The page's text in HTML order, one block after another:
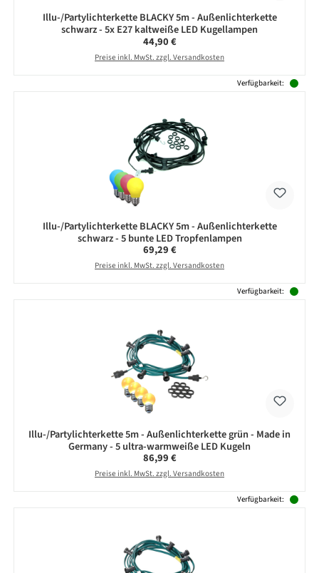
Illu-/Partylichterkette BLACKY 5m - Außenlichterkette
schwarz - 5x E27 kaltweiße LED Kugellampen
Regulärer Preis:
44,90 €
Preise inkl. MwSt. zzgl. Versandkosten
Verfügbarkeit:
Illu-/Partylichterkette BLACKY 5m - Außenlichterkette
schwarz - 5 bunte LED Tropfenlampen
Regulärer Preis:
69,29 €
Preise inkl. MwSt. zzgl. Versandkosten
Verfügbarkeit:
Illu-/Partylichterkette 5m - Außenlichterkette grün - Made in
Germany - 5 ultra-warmweiße LED Kugeln
Regulärer Preis:
86,99 €
Preise inkl. MwSt. zzgl. Versandkosten
Verfügbarkeit: